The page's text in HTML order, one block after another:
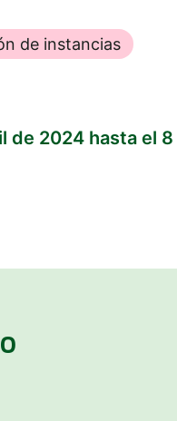
de instancias
de 2024 hasta el 8